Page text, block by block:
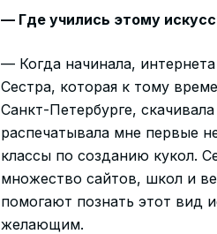
— Где учились этому
— Когда начинала,
Сестра, которая к тому
Санкт-Петербурге,
распечатывала мне первые
классы по созданию кукол.
множество сайтов, школ и
помогают познать этот вид
желающим.